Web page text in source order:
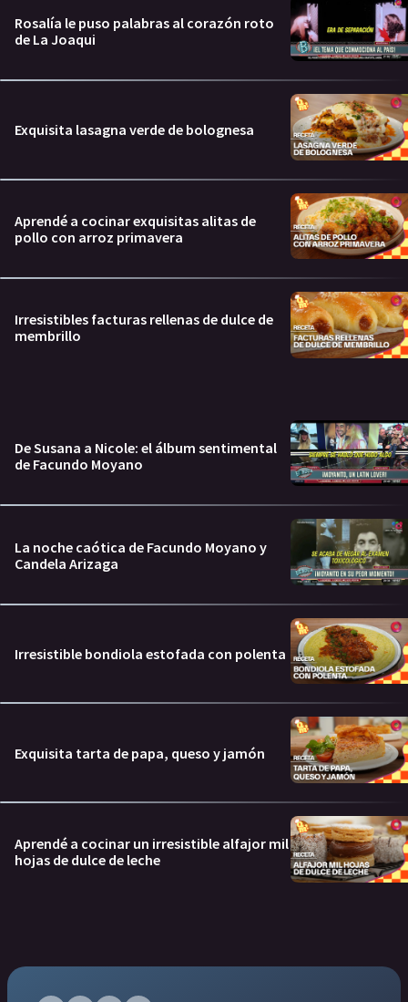
Rosalía le puso palabras al corazón roto
de La Joaqui
Exquisita lasagna verde de bolognesa
Aprendé a cocinar exquisitas alitas de
pollo con arroz primavera
Irresistibles facturas rellenas de dulce de
membrillo
De Susana a Nicole: el álbum sentimental
de Facundo Moyano
La noche caótica de Facundo Moyano y
Candela Arizaga
Irresistible bondiola estofada con polenta
Exquisita tarta de papa, queso y jamón
Aprendé a cocinar un irresistible alfajor mil
hojas de dulce de leche